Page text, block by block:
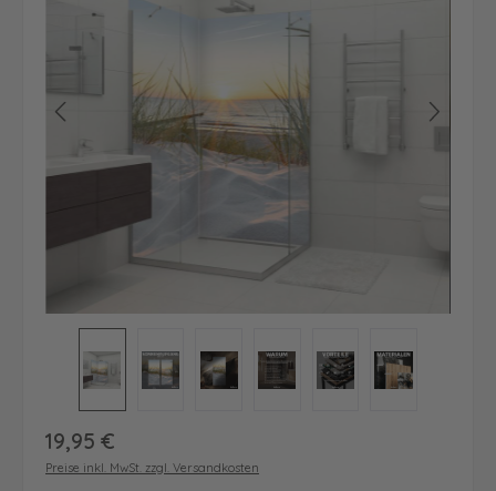
Regulärer Preis:
19,95 €
Preise inkl. MwSt. zzgl. Versandkosten